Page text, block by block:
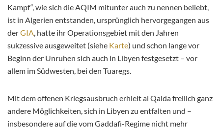
Kampf“, wie sich die AQIM mitunter auch zu nennen beliebt,
ist in Algerien entstanden, ursprünglich hervorgegangen aus
derGIA, hatte ihr Operationsgebiet mit den Jahren
sukzessive ausgeweitet (siehe Karte) und schon lange vor
Beginn der Unruhen sich auch in Libyen festgesetzt – vor
allem im Südwesten, bei den Tuaregs.
Mit dem offenen Kriegsausbruch erhielt al Qaida freilich ganz
andere Möglichkeiten, sich in Libyen zu entfalten und –
insbesondere auf die vom Gaddafi-Regime nicht mehr